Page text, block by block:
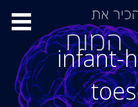
infant-